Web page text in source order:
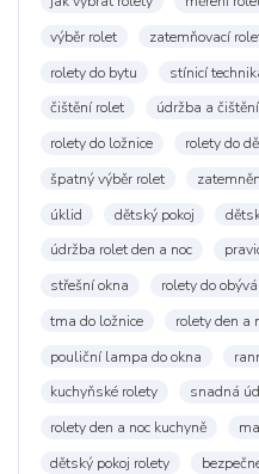
výběr rolet
zatemňovací
rolety do bytu
stínicí
čištění rolet
údržba a čištění
rolety do ložnice
rolety do
špatný výběr rolet
úklid
dětský pokoj
údržba rolet den a noc
střešní okna
rolety do
tma do ložnice
rolety den a
pouliční lampa do okna
kuchyňské rolety
snadná
rolety den a noc kuchyně
dětský pokoj rolety